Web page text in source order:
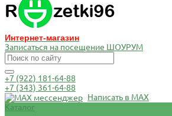
Интернет-магазин
Записаться на посещение ШОУРУМ
+7 (922) 181-64-88
+7 (343) 361-64-88
Написать в MAX
Каталог